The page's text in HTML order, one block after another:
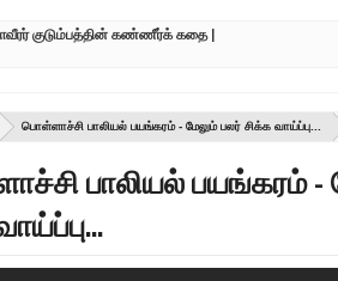
குடும்பத்தின் கண்ணீர்க் கதை |
| GENEVA LIVE PART-03 | SRI LANKA
THE TAMIL EELAM CAUSE TAMIL NEWS
கண்ணீர் கதை !!
பொள்ளாச்சி பாலியல் பயங்கரம் - மேலும் பலர் சிக்க வாய்ப்பு...
பாலியல் பயங்கரம் -